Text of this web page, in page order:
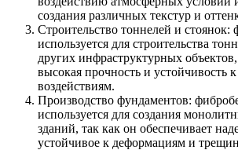
создания различных текстур и
Строительство тоннелей и стоянок:
используется для строительства
других инфраструктурных объектов,
высокая прочность и устойчивость
воздействиям.
Производство фундаментов:
используется для создания
зданий, так как он обеспечивает
устойчивое к деформациям и